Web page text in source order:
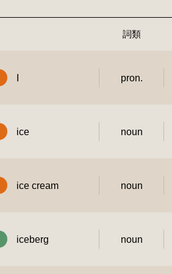
詞類
pron.
ice noun
ice cream noun
iceberg noun